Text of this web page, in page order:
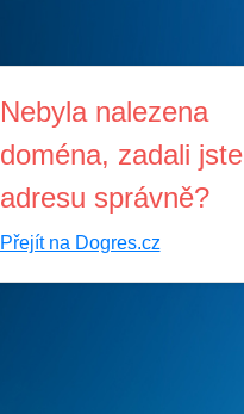
Nebyla nalezena
doména, zadali jste
adresu správně?
Přejít na Dogres.cz